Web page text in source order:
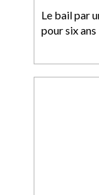
Le bail par
pour six ans